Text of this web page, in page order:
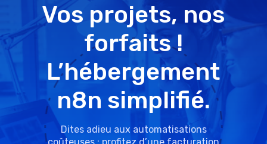
Vos projets, nos
forfaits !
L’hébergement
n8n simplifié.
Dites adieu aux automatisations